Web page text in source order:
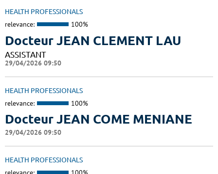
HEALTH PROFESSIONALS
relevance: 100%
Docteur JEAN CLEMENT LAU
ASSISTANT
29/04/2026 09:50
HEALTH PROFESSIONALS
relevance: 100%
Docteur JEAN COME MENIANE
29/04/2026 09:50
HEALTH PROFESSIONALS